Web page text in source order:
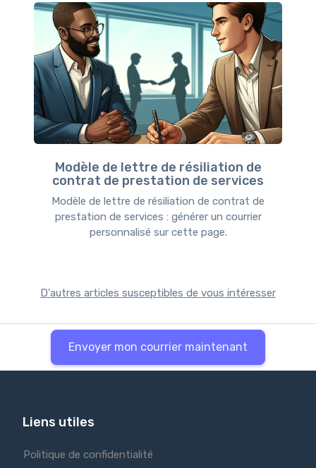
Modèle de lettre de résiliation de
contrat de prestation de services
Modèle de lettre de résiliation de contrat de
prestation de services : générer un courrier
personnalisé sur cette page.
D'autres articles susceptibles de vous intéresser
Envoyer mon courrier maintenant
Liens utiles
Politique de confidentialité